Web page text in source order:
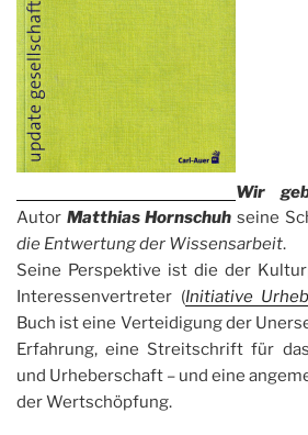
Wir
Autor Matthias Hornschuh seine
die Entwertung der Wissensarbeit.
Seine Perspektive ist die der
Interessenvertreter (Initiative
Buch ist eine Verteidigung der
Erfahrung, eine Streitschrift für
und Urheberschaft – und eine
der Wertschöpfung.